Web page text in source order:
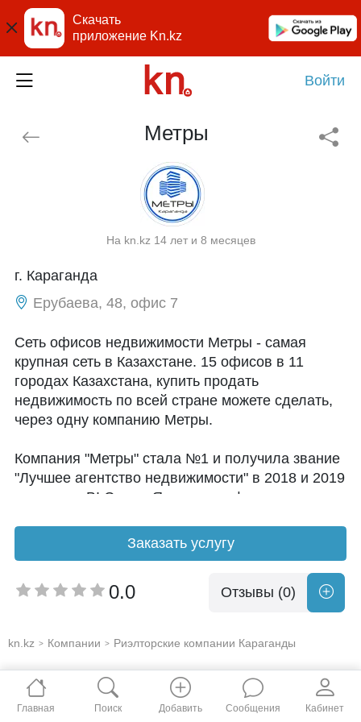
Скачать
приложение Kn.kz
Войти
Метры
На kn.kz 14 лет и 8 месяцев
г. Караганда
Ерубаева, 48, офис 7
Сеть офисов недвижимости Метры - самая
крупная сеть в Казахстане. 15 офисов в 11
городах Казахстана, купить продать
недвижимость по всей стране можете сделать,
через одну компанию Метры.
Компания "Метры" стала №1 и получила звание
"Лучшее агентство недвижимости" в 2018 и 2019
по версии BI Group. Являемся официальными
корпорации ORDA Invest, более 10
застройщиков. Покупка квартир без комиссии
На сегодняшний день наша компания является
недвижимости в Нур-Султане и по Казахстану в
целом. Более 6 лет на рынке. Нам доверились
более 12500 клиентов и несколько десятков
крупных компаний.
Заказать услугу
0.0 Отзывы (0)
kn.kz > Компании > Риэлторские компании Караганды
Главная Поиск Добавить Сообщения Кабинет